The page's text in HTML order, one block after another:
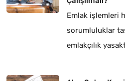
Emlak işlemleri
sorumluluklar
emlakçılık